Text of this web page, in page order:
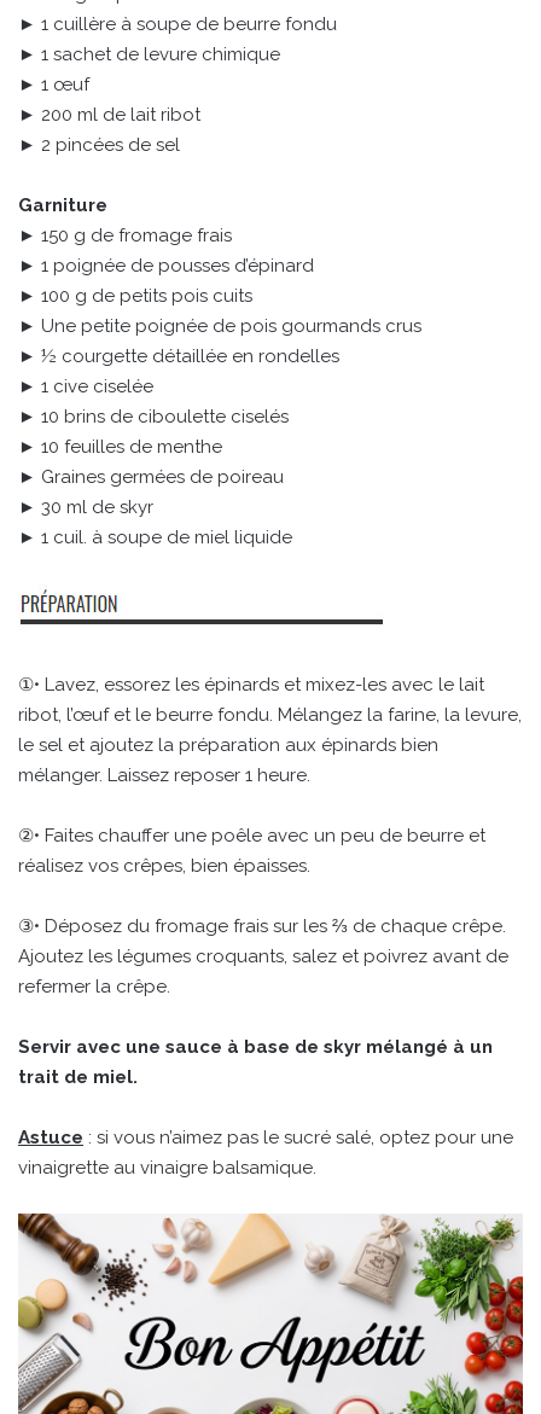
► 1 cuillère à soupe de beurre fondu
► 1 sachet de levure chimique
► 1 œuf
► 200 ml de lait ribot
► 2 pincées de sel
Garniture
► 150 g de fromage frais
► 1 poignée de pousses d’épinard
► 100 g de petits pois cuits
► Une petite poignée de pois gourmands crus
► ½ courgette détaillée en rondelles
► 1 cive ciselée
► 10 brins de ciboulette ciselés
► 10 feuilles de menthe
► Graines germées de poireau
► 30 ml de skyr
► 1 cuil. à soupe de miel liquide
①• Lavez, essorez les épinards et mixez-les avec le lait
ribot, l’œuf et le beurre fondu. Mélangez la farine, la levure,
le sel et ajoutez la préparation aux épinards bien
mélanger. Laissez reposer 1 heure.
②• Faites chauffer une poêle avec un peu de beurre et
réalisez vos crêpes, bien épaisses.
③• Déposez du fromage frais sur les ⅔ de chaque crêpe.
Ajoutez les légumes croquants, salez et poivrez avant de
refermer la crêpe.
Servir avec une sauce à base de skyr mélangé à un
trait de miel.
Astuce : si vous n’aimez pas le sucré salé, optez pour une
vinaigrette au vinaigre balsamique.